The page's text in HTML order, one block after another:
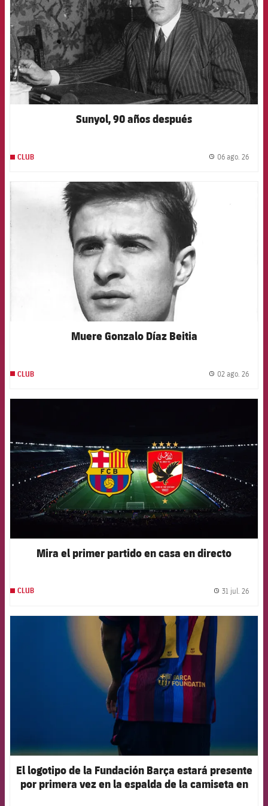
Sunyol, 90 años después
CLUB 06 ago. 26
FCB Barcelona badge
Muere Gonzalo Díaz Beitia
CLUB 02 ago. 26
Mira el primer partido en casa en directo
CLUB 31 jul. 26
FCB Barcelona badge
El logotipo de la Fundación Barça estará presente
por primera vez en la espalda de la camiseta en